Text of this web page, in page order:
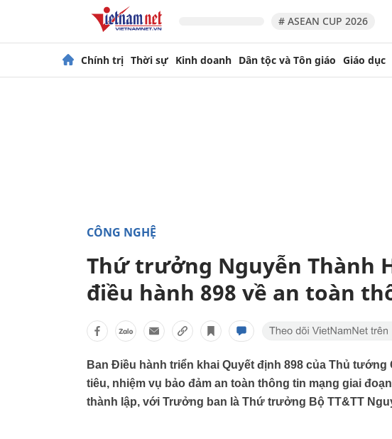
# ASEAN CUP 2026
Chính trị Thời sự Kinh doanh Dân tộc và Tôn giáo Giáo dục
CÔNG NGHỆ
Thứ trưởng Nguyễn Thành
điều hành 898 về an toàn
Ban Điều hành triển khai Quyết định 898 của Thủ
tiêu, nhiệm vụ bảo đảm an toàn thông tin mạng giai
thành lập, với Trưởng ban là Thứ trưởng Bộ TT&TT